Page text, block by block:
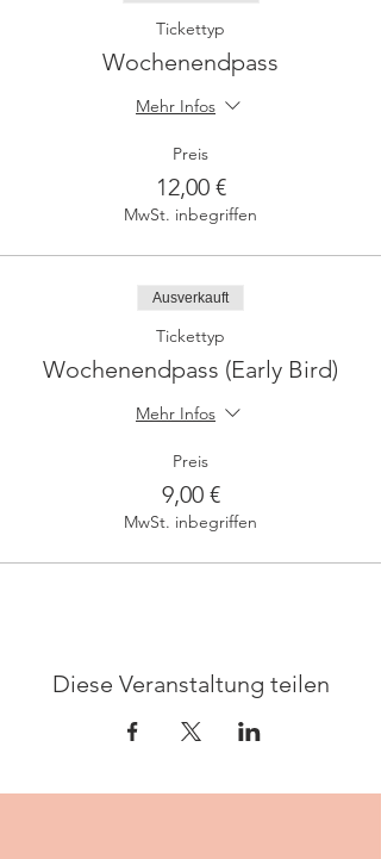
Tickettyp
Wochenendpass
Mehr Infos
Preis
12,00 €
MwSt. inbegriffen
Ausverkauft
Tickettyp
Wochenendpass (Early Bird)
Mehr Infos
Preis
9,00 €
MwSt. inbegriffen
Diese Veranstaltung teilen